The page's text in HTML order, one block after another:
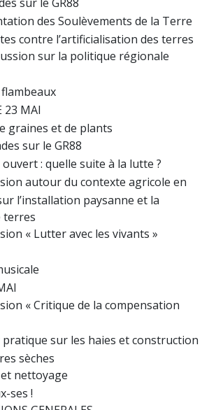
des Soulèvements de la Terre
contre l’artificialisation des terres
sur la politique régionale
23 MAI
graines et de plants
sur le GR88
ouvert : quelle suite à la lutte ?
autour du contexte agricole en
l’installation paysanne et la
terres
« Lutter avec les vivants »
« Critique de la compensation
pratique sur les haies et construction
sèches
nettoyage
ses !